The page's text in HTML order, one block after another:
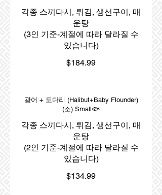
각종 스끼다시, 튀김, 생선구이, 매
운탕
(3인 기준-계절에 따라 달라질 수
있습니다)
$184.99
광어 + 도다리 (Halibut+Baby Flounder)
(소) Small🐟
각종 스끼다시, 튀김, 생선구이, 매
운탕
(2인 기준-계절에 따라 달라질 수
있습니다)
$134.99